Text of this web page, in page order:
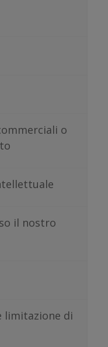
o
il nostro
limitazione di